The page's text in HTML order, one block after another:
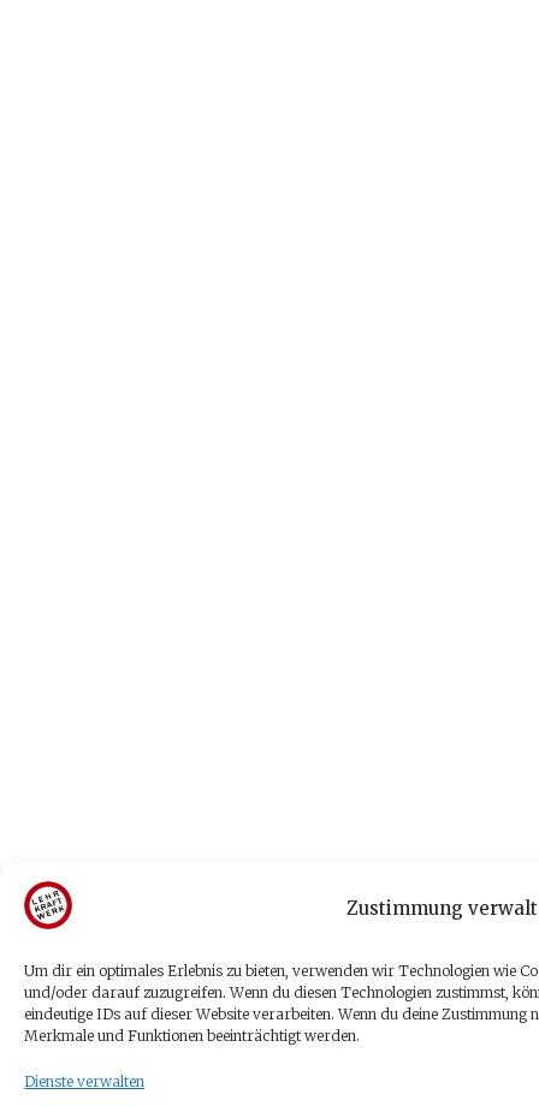
Zustimmung
Um dir ein optimales Erlebnis zu bieten, verwenden wir Technologien wie
und/oder darauf zuzugreifen. Wenn du diesen Technologien zustimmst,
eindeutige IDs auf dieser Website verarbeiten. Wenn du deine
Merkmale und Funktionen beeinträchtigt werden.
Dienste verwalten